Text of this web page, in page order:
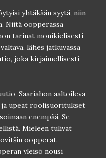
yhtäkään syytä, niin
Niitä oopperassa
tarinat monikielisesti
lähes jatkuvassa
joka kirjaimellisesti
Saariahon aaltoileva
upeat roolisuoritukset
enempää. Se
Mieleen tulivat
oopperat.
yleisö nousi